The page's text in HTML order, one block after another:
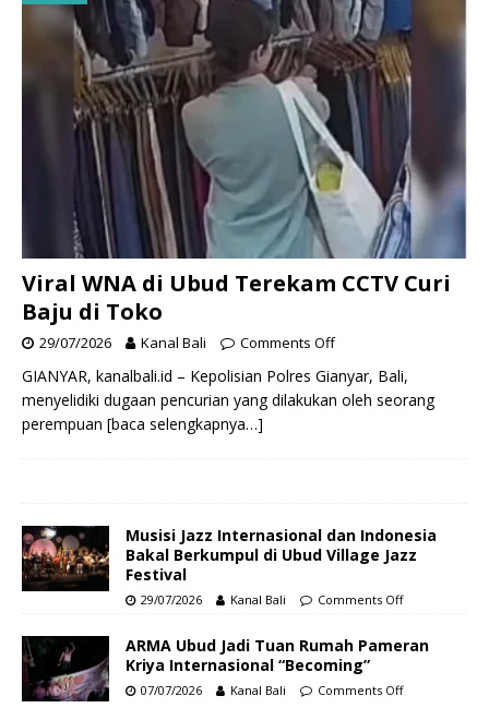
Viral WNA di Ubud Terekam CCTV Curi
Baju di Toko
29/07/2026 Kanal Bali Comments Off
GIANYAR, kanalbali.id – Kepolisian Polres Gianyar, Bali,
menyelidiki dugaan pencurian yang dilakukan oleh seorang
perempuan [baca selengkapnya…]
Musisi Jazz Internasional dan Indonesia
Bakal Berkumpul di Ubud Village Jazz
Festival
29/07/2026 Kanal Bali Comments Off
ARMA Ubud Jadi Tuan Rumah Pameran
Kriya Internasional “Becoming”
07/07/2026 Kanal Bali Comments Off